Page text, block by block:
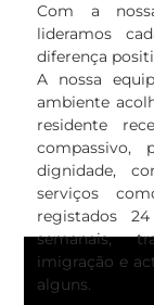
Com a
lideramos
diferença
A nossa
ambiente
residente
compassivo,
dignidade,
serviços
registados
semanais,
imigração e
alguns.